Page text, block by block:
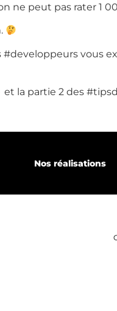
ne peut pas rater 1
#developpeurs vous
et la partie 2 des
Nos réalisations